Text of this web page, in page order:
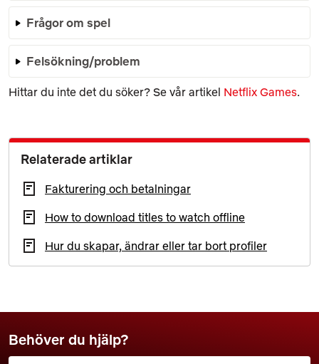
Frågor om spel
Felsökning/problem
Hittar du inte det du söker? Se vår artikel Netflix Games.
Relaterade artiklar
Fakturering och betalningar
How to download titles to watch offline
Hur du skapar, ändrar eller tar bort profiler
Behöver du hjälp?